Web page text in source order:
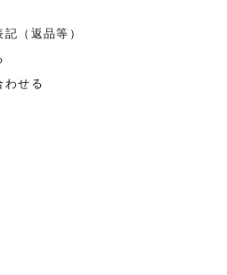
（返品等）
わせる